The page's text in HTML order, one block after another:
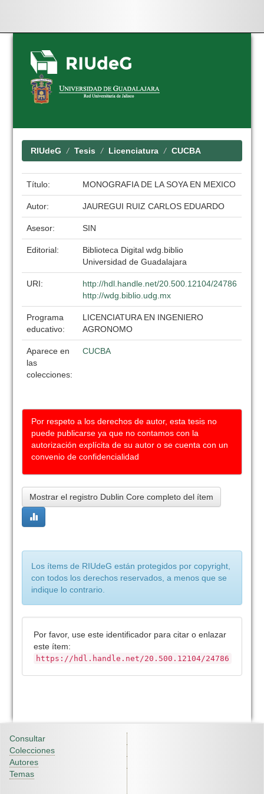
Skip
navigation
RIUdeG Tesis Licenciatura CUCBA
Título: MONOGRAFIA DE LA SOYA EN MEXICO
Autor: JAUREGUI RUIZ CARLOS EDUARDO
Asesor: SIN
Editorial:
Biblioteca Digital wdg.biblio
Universidad de Guadalajara
URI:
http://hdl.handle.net/20.500.12104/24786
http://wdg.biblio.udg.mx
Programa
educativo:
LICENCIATURA EN INGENIERO
AGRONOMO
Aparece en
las
colecciones:
CUCBA
Por respeto a los derechos de autor, esta tesis no
puede publicarse ya que no contamos con la
autorización explícita de su autor o se cuenta con un
convenio de confidencialidad
Mostrar el registro Dublin Core completo del ítem
Los ítems de RIUdeG están protegidos por copyright,
con todos los derechos reservados, a menos que se
indique lo contrario.
Por favor, use este identificador para citar o enlazar
este ítem:
https://hdl.handle.net/20.500.12104/24786
Consultar
Colecciones
Autores
Temas